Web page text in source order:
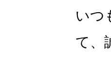
いつ
て、